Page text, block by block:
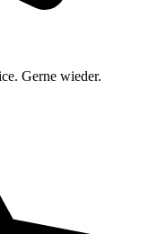
Gerne wieder.